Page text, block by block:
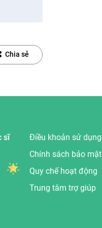
Chia sẻ
sĩ
Điều khoản sử dụng
Chính sách bảo mật
Quy chế hoạt động
Trung tâm trợ giúp